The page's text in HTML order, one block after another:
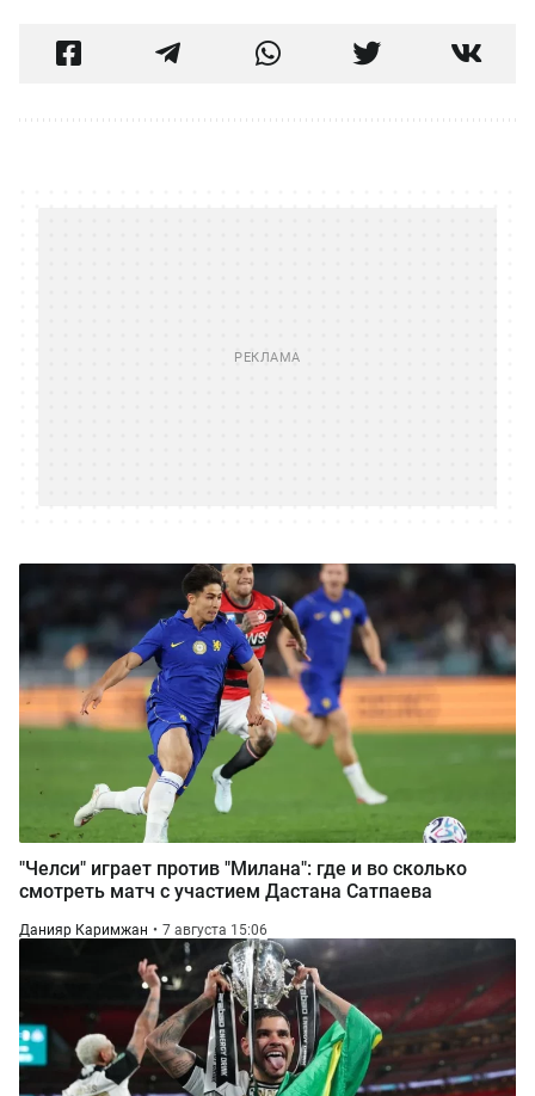
"Челси" играет против "Милана": где и во сколько
смотреть матч с участием Дастана Сатпаева
Данияр Каримжан 7 августа 15:06